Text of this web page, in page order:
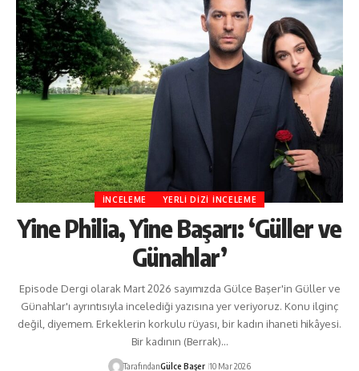
İNCELEME YERLI DIZI İNCELEME
Yine Philia, Yine Başarı: ‘Güller ve
Günahlar’
Episode Dergi olarak Mart 2026 sayımızda Gülce Başer'in Güller ve
Günahlar'ı ayrıntısıyla incelediği yazısına yer veriyoruz. Konu ilginç
değil, diyemem. Erkeklerin korkulu rüyası, bir kadın ihaneti hikâyesi.
Bir kadının (Berrak)…
TarafındanGülce Başer 10 Mar 2026